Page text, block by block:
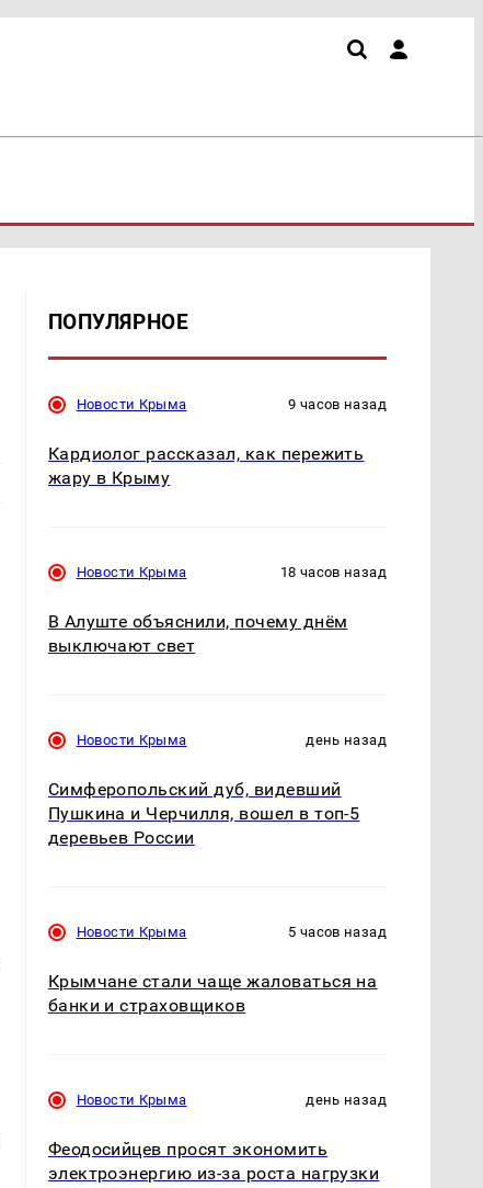
ПОПУЛЯРНОЕ
Новости Крыма 9 часов назад
Кардиолог рассказал, как пережить
жару в Крыму
Новости Крыма 18 часов назад
В Алуште объяснили, почему днём
выключают свет
Новости Крыма день назад
Симферопольский дуб, видевший
Пушкина и Черчилля, вошел в топ-5
деревьев России
Новости Крыма 5 часов назад
Крымчане стали чаще жаловаться на
банки и страховщиков
Новости Крыма день назад
Феодосийцев просят экономить
электроэнергию из-за роста нагрузки